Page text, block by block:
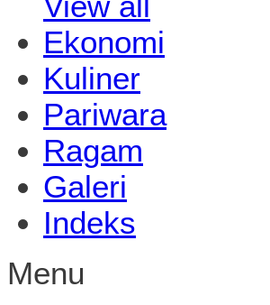
Ekonomi
Kuliner
Pariwara
Ragam
Galeri
Indeks
Menu